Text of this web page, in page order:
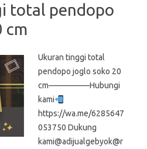
total pendopo
cm
Ukuran tinggi total
pendopo joglo soko 20
cm—————Hubungi
kami
https://wa.me/6285647
053750 Dukung
kami@adijualgebyok@r